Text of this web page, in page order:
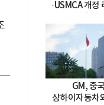
·USMCA 개정
GM, 중국
상하이자동차